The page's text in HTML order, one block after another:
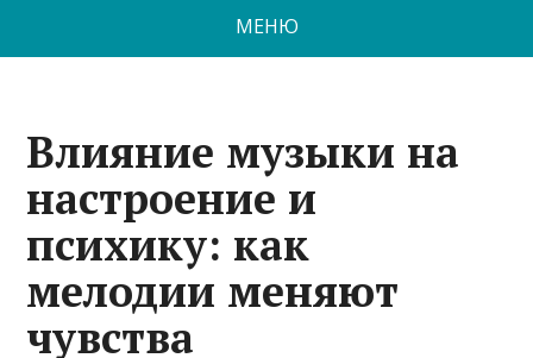
МЕНЮ
Влияние музыки на
настроение и
психику: как
мелодии меняют
чувства